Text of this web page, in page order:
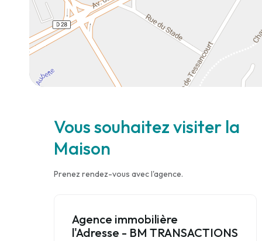
Vous souhaitez visiter la
Maison
Prenez rendez-vous avec l'agence.
Agence immobilière
l'Adresse - BM TRANSACTIONS